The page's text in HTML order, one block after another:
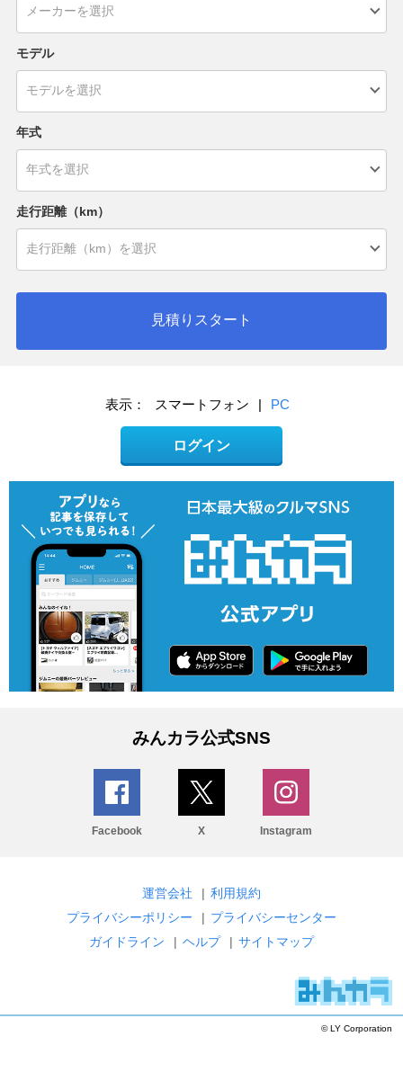
モデル
年式
走行距離（km）
見積りスタート
表示： スマートフォン | PC
ログイン
みんカラ公式SNS
Facebook X Instagram
運営会社 | 利用規約
プライバシーポリシー
| プライバシーセンター
ガイドライン
| ヘルプ | サイトマップ
© LY Corporation